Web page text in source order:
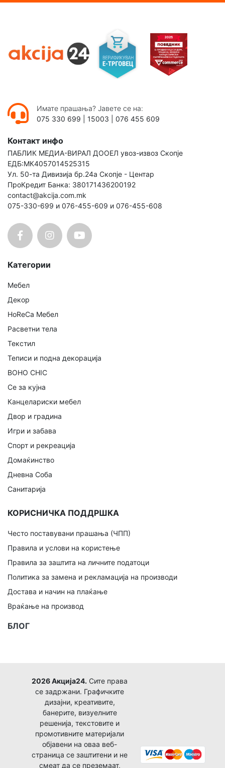
Имате прашања? Јавете се на:
075 330 699
15003 076 455 609
Контакт инфо
ПАБЛИК МЕДИА-ВИРАЛ ДООЕЛ увоз-извоз Скопје
ЕДБ:МК4057014525315
Ул. 50-та Дивизија бр.24а Скопје - Центар
ПроКредит Банка: 380171436200192
contact@akcija.com.mk
075-330-699 и 076-455-609 и 076-455-608
Категории
Мебел
Декор
HoReCa Мебел
Расветни тела
Текстил
Теписи и подна декорација
BOHO CHIC
Се за кујна
Канцелариски мебел
Двор и градина
Игри и забава
Спорт и рекреација
Домаќинство
Дневна Соба
Санитарија
КОРИСНИЧКА ПОДДРШКА
Често поставувани прашања (ЧПП)
Правила и услови на користење
Правила за заштита на личните податоци
Политика за замена и рекламација на производи
Достава и начин на плаќање
Враќање на производ
БЛОГ
2026 Акција24. Сите права
се задржани. Графичките
дизајни, креативите,
банерите, визуелните
решенија, текстовите и
промотивните материјали
објавени на оваа веб-
страница се заштитени и не
смеат да се преземаат,